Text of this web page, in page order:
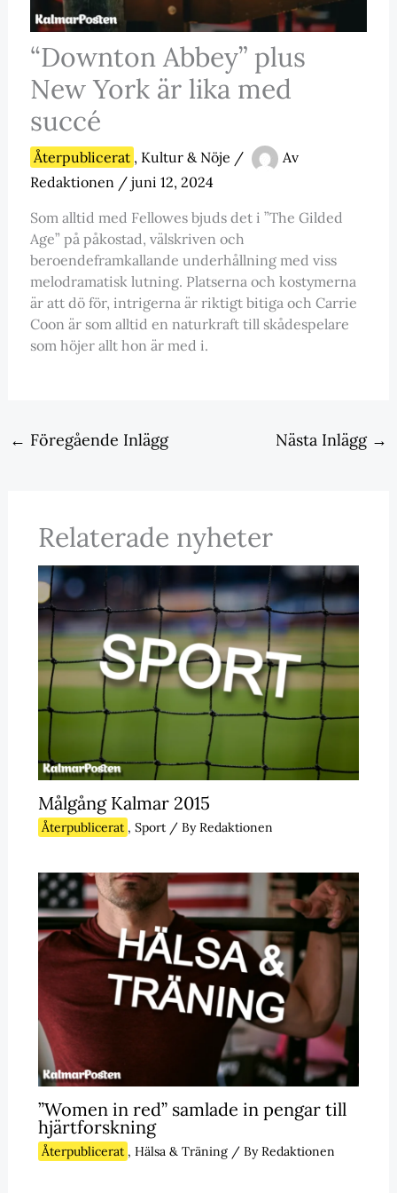
“Downton Abbey” plus
New York är lika med
succé
Återpublicerat , Kultur & Nöje /
Av
Redaktionen / juni 12, 2024
Som alltid med Fellowes bjuds det i ”The Gilded
Age” på påkostad, välskriven och
beroendeframkallande underhållning med viss
melodramatisk lutning. Platserna och kostymerna
är att dö för, intrigerna är riktigt bitiga och Carrie
Coon är som alltid en naturkraft till skådespelare
som höjer allt hon är med i.
← Föregående Inlägg Nästa Inlägg →
Relaterade nyheter
Målgång Kalmar 2015
Återpublicerat , Sport/ ByRedaktionen
”Women in red” samlade in pengar till
hjärtforskning
Återpublicerat , Hälsa & Träning/ ByRedaktionen